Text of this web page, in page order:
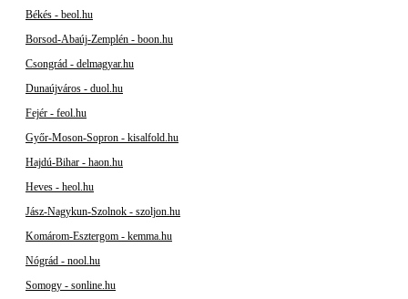
Békés - beol.hu
Borsod-Abaúj-Zemplén - boon.hu
Csongrád - delmagyar.hu
Dunaújváros - duol.hu
Fejér - feol.hu
Győr-Moson-Sopron - kisalfold.hu
Hajdú-Bihar - haon.hu
Heves - heol.hu
Jász-Nagykun-Szolnok - szoljon.hu
Komárom-Esztergom - kemma.hu
Nógrád - nool.hu
Somogy - sonline.hu